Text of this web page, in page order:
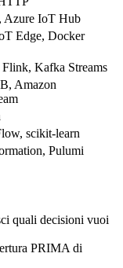
Azure IoT Hub
Edge, Docker
Flink, Kafka Streams
Amazon
scikit-learn
Pulumi
quali decisioni vuoi
PRIMA di